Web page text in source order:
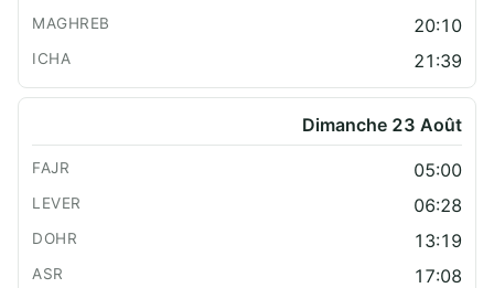
20:10
21:39
Dimanche 23 Août
05:00
06:28
13:19
17:08